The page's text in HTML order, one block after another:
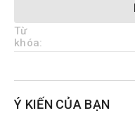
Từ
khóa:
Ý KIẾN CỦA BẠN